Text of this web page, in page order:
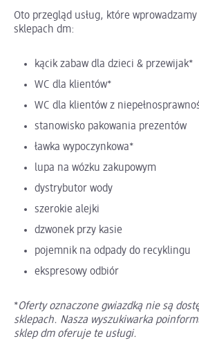
Oto przegląd usług, które
sklepach dm:
kącik zabaw dla dzieci & przewijak*
WC dla klientów*
WC dla klientów z
stanowisko pakowania prezentów
ławka wypoczynkowa*
lupa na wózku zakupowym
dystrybutor wody
szerokie alejki
dzwonek przy kasie
pojemnik na odpady do recyklingu
ekspresowy odbiór
*Oferty oznaczone gwiazdką nie są
sklepach. Nasza wyszukiwarka
sklep dm oferuje te usługi.